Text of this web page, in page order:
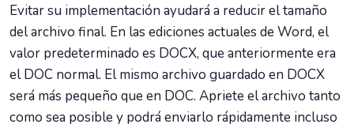
Evitar su implementación ayudará a reducir el tamaño
del archivo final. En las ediciones actuales de Word, el
valor predeterminado es DOCX, que anteriormente era
el DOC normal. El mismo archivo guardado en DOCX
será más pequeño que en DOC. Apriete el archivo tanto
como sea posible y podrá enviarlo rápidamente incluso